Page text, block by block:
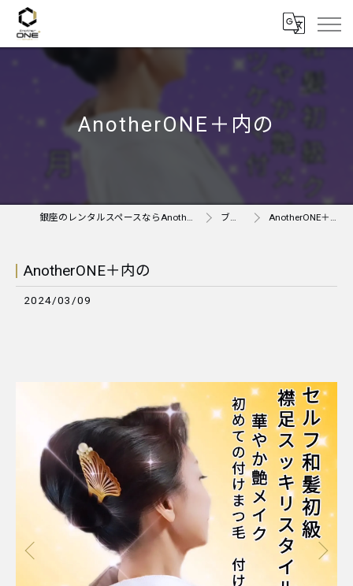
AnotherONE＋内の
銀座のレンタルスペースならAnother ONE＋ ブログ AnotherONE＋内の
AnotherONE＋内の
2024/03/09